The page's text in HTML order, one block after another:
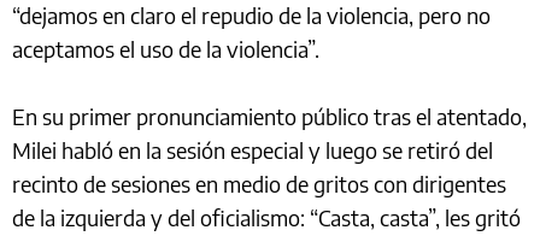
“dejamos en claro el repudio de la violencia, pero no
aceptamos el uso de la violencia”.
En su primer pronunciamiento público tras el atentado,
Milei habló en la sesión especial y luego se retiró del
recinto de sesiones en medio de gritos con dirigentes
de la izquierda y del oficialismo: “Casta, casta”, les gritó